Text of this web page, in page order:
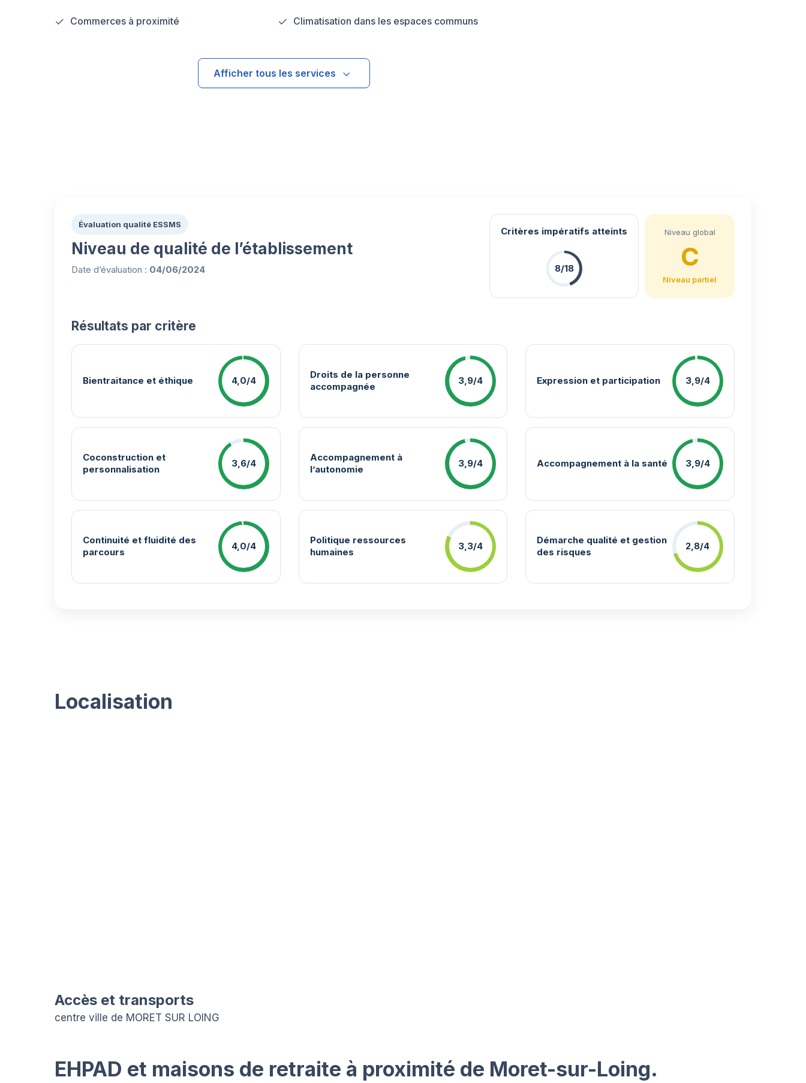
Commerces à proximité Climatisation dans les espaces communs
Afficher tous les services
Évaluation qualité ESSMS
Niveau de qualité de l’établissement
Date d’évaluation : 04/06/2024
Niveau global
C
Niveau partiel
Critères impératifs atteints
8/18
Résultats par critère
Bientraitance et éthique 4,0/4
Droits de la personne
accompagnée
3,9/4 Expression et participation 3,9/4
Coconstruction et
personnalisation
3,6/4
Accompagnement à
l’autonomie
3,9/4 Accompagnement à la santé 3,9/4
Continuité et fluidité des
parcours
4,0/4
Politique ressources
humaines
3,3/4
Démarche qualité et gestion
des risques
2,8/4
Localisation
Accès et transports
centre ville de MORET SUR LOING
EHPAD et maisons de retraite à proximité de Moret-sur-Loing.